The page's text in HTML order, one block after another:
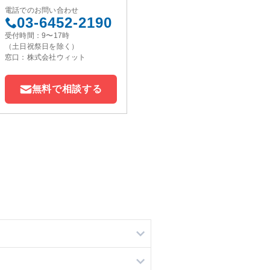
電話でのお問い合わせ
03-6452-2190
受付時間：9〜17時
（土日祝祭日を除く）
窓口：株式会社ウィット
無料で相談する